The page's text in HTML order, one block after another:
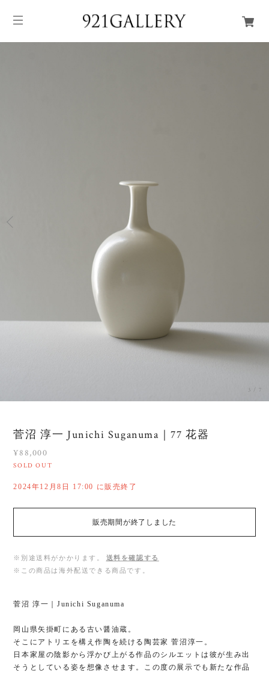
3 / 7
菅沼 淳一 Junichi Suganuma｜77 花器
¥88,000
SOLD OUT
2024年12月8日 17:00 に販売終了
販売期間が終了しました
※別途送料がかかります。
送料を確認する
※この商品は海外配送できる商品です。
菅沼 淳一｜Junichi Suganuma
岡山県矢掛町にある古い醤油蔵。
そこにアトリエを構え作陶を続ける陶芸家 菅沼淳一。
日本家屋の陰影から浮かび上がる作品のシルエットは彼が生み出
そうとしている姿を想像させます。この度の展示でも新たな作品